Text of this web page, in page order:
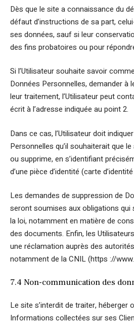
Dès que le site a connaissance du
défaut d’instructions de sa part,
ses données, sauf si leur
des fins probatoires ou pour
Si l’Utilisateur souhaite savoir
Données Personnelles, demander à
leur traitement, l’Utilisateur peut
écrit à l’adresse indiquée au point 2.
Dans ce cas, l’Utilisateur doit
Personnelles qu’il souhaiterait que
ou supprime, en s’identifiant
d’une pièce d’identité (carte
Les demandes de suppression de
seront soumises aux obligations
la loi, notamment en matière de
des documents. Enfin, les
une réclamation auprès des
notamment de la CNIL (https ://
7.4 Non-communication des
Le site s’interdit de traiter, héberger
Informations collectées sur ses